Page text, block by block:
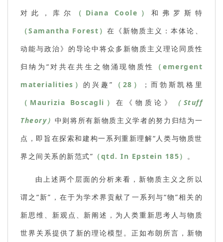
对此，库尔
（Diana Coole）和弗罗斯特
（Samantha Forest） 在《新物质主义：本体论、
动能与政治》的导论中将众多新物质主义理论同质性
归纳为“对共在共生之物涌现物质性
（emergent
materialities） 的兴趣” （28）
；而勃斯凯格里
（Maurizia Boscagli） 在《物质论》
（Stuff
Theory） 中则将所有新物质主义学者的努力归结为一
点，即旨在探索和建构一系列重新理解“人类与物质世
界之间关系的新范式” （qtd. In Epstein 185） 。
由上述两个层面的分析来看，新物质主义之所以
谓之“新”，在于为学术界贡献了一系列与“物”相关的
新思维、新观点、新阐述，为人类重新思考人与物质
世界关系提供了新的理论模型。正如布朗所言，新物